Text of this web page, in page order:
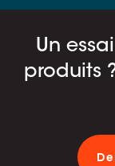
Un
produits